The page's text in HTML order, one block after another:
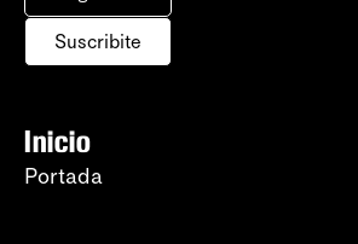
Suscribite
Inicio
Portada